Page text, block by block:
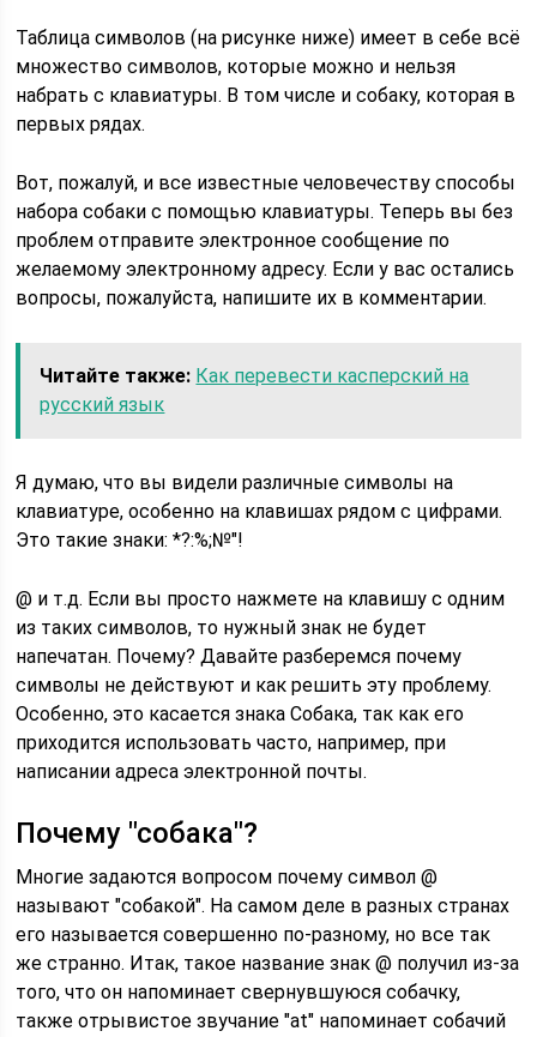
Таблица символов (на рисунке ниже) имеет в себе всё
множество символов, которые можно и нельзя
набрать с клавиатуры. В том числе и собаку, которая в
первых рядах.
Вот, пожалуй, и все известные человечеству способы
набора собаки с помощью клавиатуры. Теперь вы без
проблем отправите электронное сообщение по
желаемому электронному адресу. Если у вас остались
вопросы, пожалуйста, напишите их в комментарии.
Читайте также: Как перевести касперский на
русский язык
Я думаю, что вы видели различные символы на
клавиатуре, особенно на клавишах рядом с цифрами.
Это такие знаки: *?:%;№"!
@ и т.д. Если вы просто нажмете на клавишу с одним
из таких символов, то нужный знак не будет
напечатан. Почему? Давайте разберемся почему
символы не действуют и как решить эту проблему.
Особенно, это касается знака Собака, так как его
приходится использовать часто, например, при
написании адреса электронной почты.
Почему "собака"?
Многие задаются вопросом почему символ @
называют "собакой". На самом деле в разных странах
его называется совершенно по-разному, но все так
же странно. Итак, такое название знак @ получил из-за
того, что он напоминает свернувшуюся собачку,
также отрывистое звучание "at" напоминает собачий